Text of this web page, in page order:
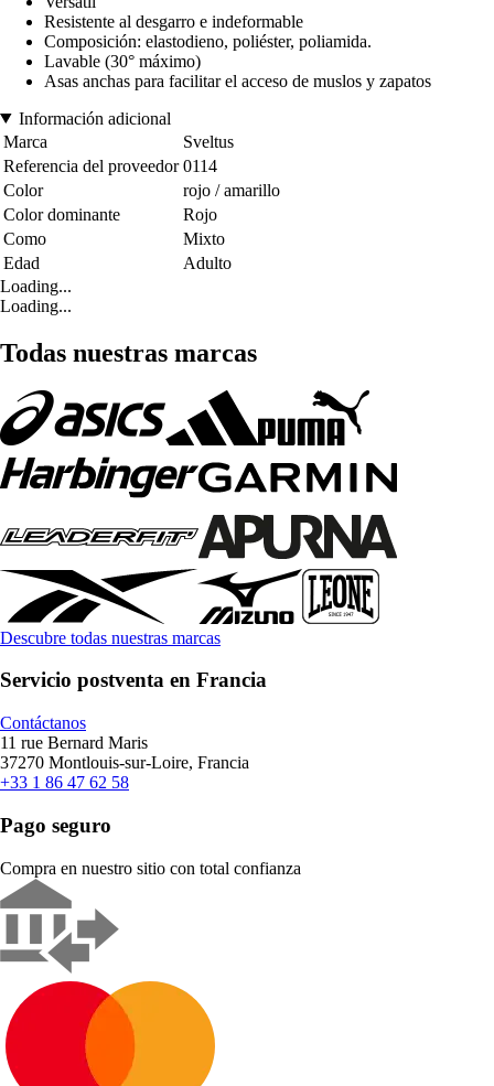
Resistente al desgarro e indeformable
Composición: elastodieno, poliéster, poliamida.
Lavable (30° máximo)
Asas anchas para facilitar el acceso de muslos y zapatos
Información adicional
Marca
Sveltus
Referencia del proveedor 0114
Color
rojo / amarillo
Color dominante
Rojo
Como
Mixto
Edad
Adulto
Loading...
Loading...
Todas nuestras marcas
Descubre todas nuestras marcas
Servicio postventa en Francia
Contáctanos
11 rue Bernard Maris
37270 Montlouis-sur-Loire, Francia
+33 1 86 47 62 58
Pago seguro
Compra en nuestro sitio con total confianza